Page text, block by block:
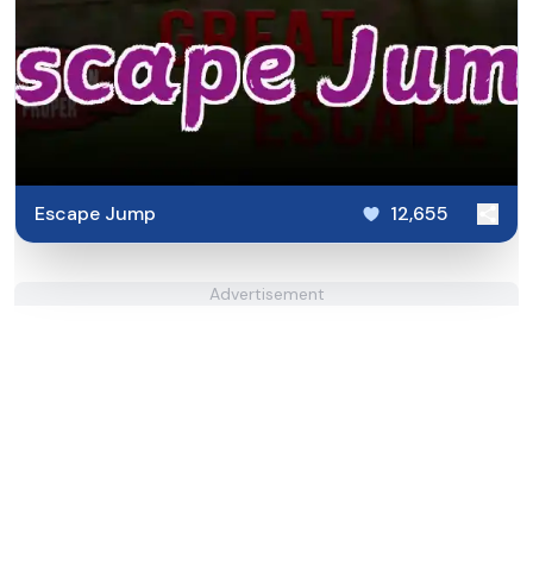
Escape Jump 12,655
Advertisement